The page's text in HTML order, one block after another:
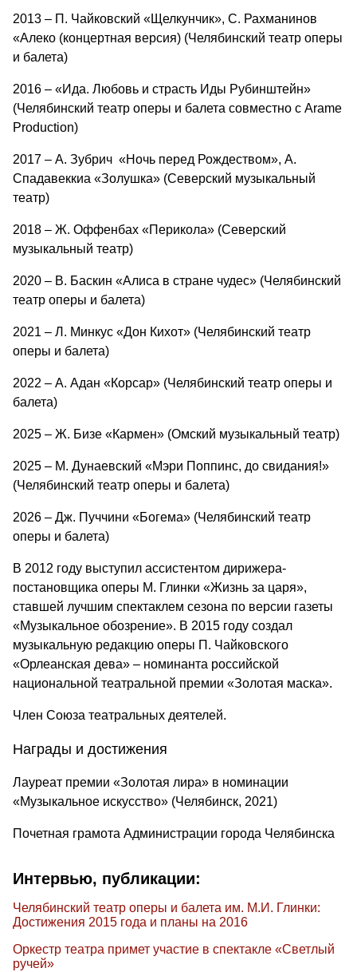
2013 – П. Чайковский «Щелкунчик», С. Рахманинов
«Алеко (концертная версия) (Челябинский театр оперы
и балета)
2016 – «Ида. Любовь и страсть Иды Рубинштейн»
(Челябинский театр оперы и балета совместно с Arame
Production)
2017 – А. Зубрич «Ночь перед Рождеством», А.
Спадавеккиа «Золушка» (Северский музыкальный
театр)
2018 – Ж. Оффенбах «Перикола» (Северский
музыкальный театр)
2020 – В. Баскин «Алиса в стране чудес» (Челябинский
театр оперы и балета)
2021 – Л. Минкус «Дон Кихот» (Челябинский театр
оперы и балета)
2022 – А. Адан «Корсар» (Челябинский театр оперы и
балета)
2025 – Ж. Бизе «Кармен» (Омский музыкальный театр)
2025 – М. Дунаевский «Мэри Поппинс, до свидания!»
(Челябинский театр оперы и балета)
2026 – Дж. Пуччини «Богема» (Челябинский театр
оперы и балета)
В 2012 году выступил ассистентом дирижера-
постановщика оперы М. Глинки «Жизнь за царя»,
ставшей лучшим спектаклем сезона по версии газеты
«Музыкальное обозрение». В 2015 году создал
музыкальную редакцию оперы П. Чайковского
«Орлеанская дева» – номинанта российской
национальной театральной премии «Золотая маска».
Член Союза театральных деятелей.
Награды и достижения
Лауреат премии «Золотая лира» в номинации
«Музыкальное искусство» (Челябинск, 2021)
Почетная грамота Администрации города Челябинска
Интервью, публикации:
Челябинский театр оперы и балета им. М.И. Глинки:
Достижения 2015 года и планы на 2016
Оркестр театра примет участие в спектакле «Светлый
ручей»